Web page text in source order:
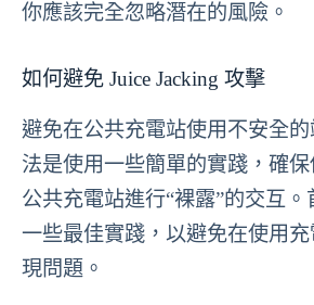
你應該完全忽略潛在的風險。
如何避免 Juice Jacking 攻擊
避免在公共充電站使用不安全
法是使用一些簡單的實踐，確
公共充電站進行“裸露”的交互
一些最佳實踐，以避免在使用
現問題。